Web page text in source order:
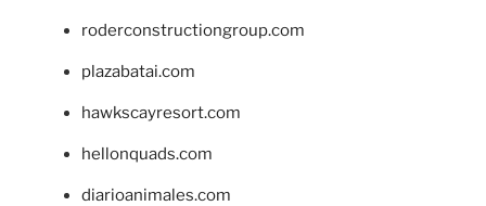
roderconstructiongroup.com
plazabatai.com
hawkscayresort.com
hellonquads.com
diarioanimales.com